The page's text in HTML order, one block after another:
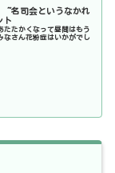
名司会というなかれ
ト
たたかくなって昼間はもう
なさん花粉症はいかがでし